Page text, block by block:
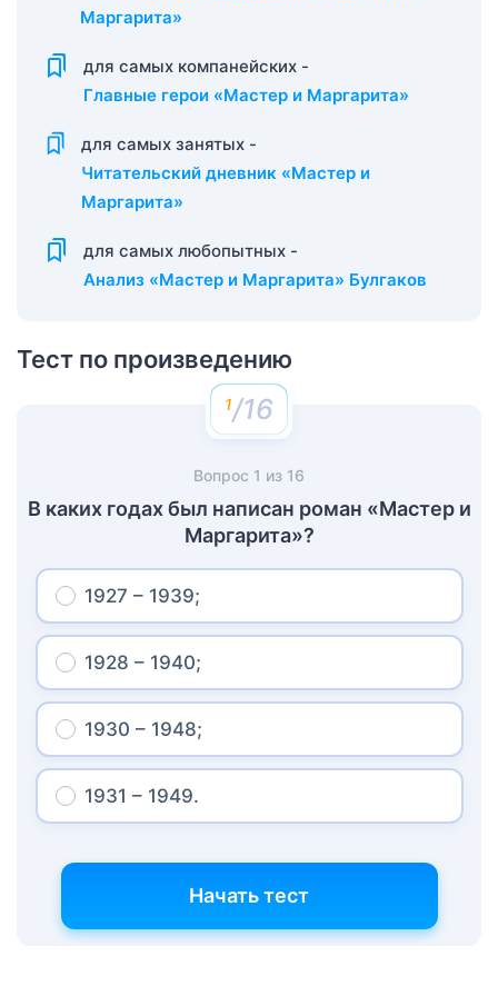
Маргарита»
для самых компанейских -
Главные герои «Мастер и Маргарита»
для самых занятых -
Читательский дневник «Мастер и
Маргарита»
для самых любопытных -
Анализ «Мастер и Маргарита» Булгаков
Тест по произведению
/16
Вопрос 1 из 16
В каких годах был написан роман «Мастер и
Маргарита»?
1927 – 1939;
1928 – 1940;
1930 – 1948;
1931 – 1949.
Начать тест